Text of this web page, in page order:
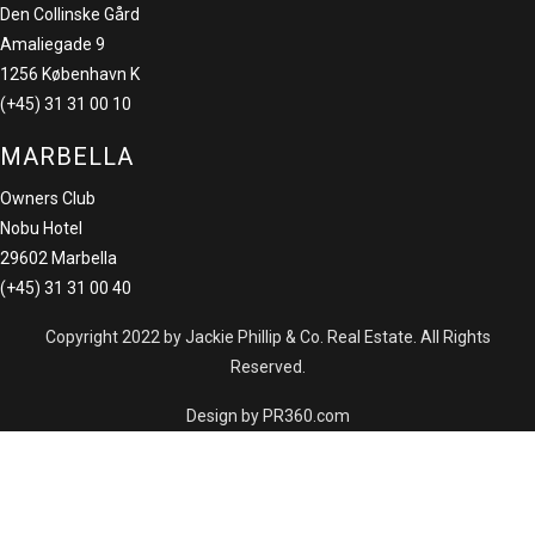
Den Collinske Gård
Amaliegade 9
1256 København K
(+45) 31 31 00 10
MARBELLA
Owners Club
Nobu Hotel
29602 Marbella
(+45) 31 31 00 40
Copyright 2022 by Jackie Phillip & Co. Real Estate. All Rights
Reserved.
Design by PR360.com